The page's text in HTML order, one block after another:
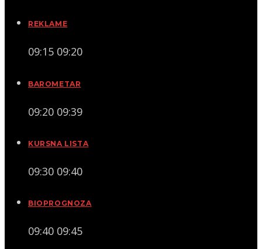
REKLAME
09:15 09:20
BAROMETAR
09:20 09:39
KURSNA LISTA
09:30 09:40
BIOPROGNOZA
09:40 09:45